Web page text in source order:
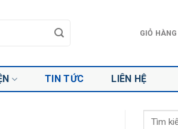
GIỎ HÀNG
TIN TỨC LIÊN HỆ